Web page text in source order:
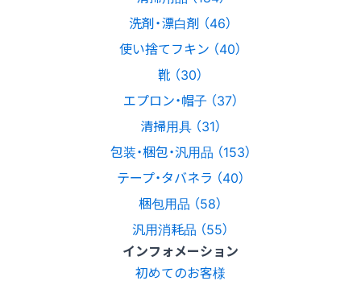
洗剤・漂白剤 （46）
使い捨てフキン （40）
靴 （30）
エプロン・帽子 （37）
清掃用具 （31）
包装・梱包・汎用品 （153）
テープ・タバネラ （40）
梱包用品 （58）
汎用消耗品 （55）
インフォメーション
初めてのお客様